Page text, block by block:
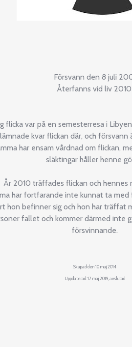
Försvann den 8 juli
Återfanns vid liv 2010
flicka var på en semesterresa i
kvar flickan där, och
har ensam vårdnad om flickan,
släktingar håller henne
År 2010 träffades flickan och hennes
har fortfarande inte kunnat ta med
hon befinner sig och hon har träffat
fallet och kommer därmed inte
försvinnande.
Skapad den 10 maj 2014
Uppdaterad: 17 maj 2019, avslutad